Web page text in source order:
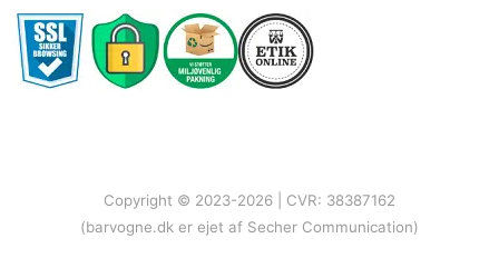
Copyright © 2023-2026 | CVR: 38387162
(barvogne.dk er ejet af Secher Communication)